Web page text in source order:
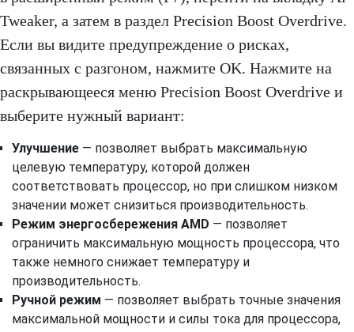
Tweaker, а затем в раздел Precision Boost Overdrive.
Если вы видите предупреждение о рисках,
связанных с разгоном, нажмите OK. Нажмите на
раскрывающееся меню Precision Boost Overdrive и
выберите нужный вариант:
Улучшение — позволяет выбрать максимальную
целевую температуру, которой должен
соответствовать процессор, но при слишком низком
значении может снизиться производительность.
Режим энергосбережения AMD — позволяет
ограничить максимальную мощность процессора, что
также немного снижает температуру и
производительность.
Ручной режим — позволяет выбрать точные значения
максимальной мощности и силы тока для процессора,